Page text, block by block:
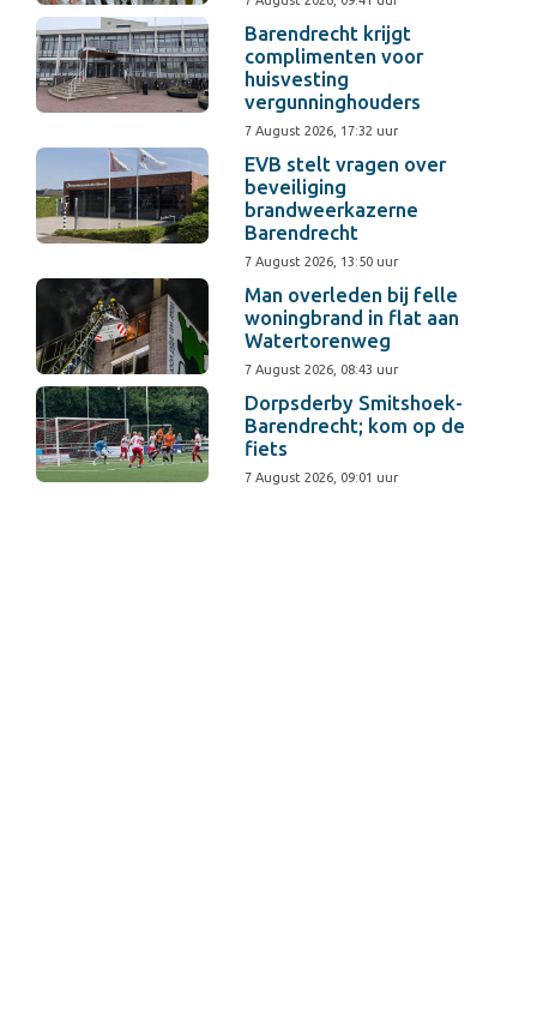
Barendrecht krijgt
complimenten voor
huisvesting
vergunninghouders
7 August 2026, 17:32 uur
EVB stelt vragen over
beveiliging
brandweerkazerne
Barendrecht
7 August 2026, 13:50 uur
Man overleden bij felle
woningbrand in flat aan
Watertorenweg
7 August 2026, 08:43 uur
Dorpsderby Smitshoek-
Barendrecht; kom op de
fiets
7 August 2026, 09:01 uur